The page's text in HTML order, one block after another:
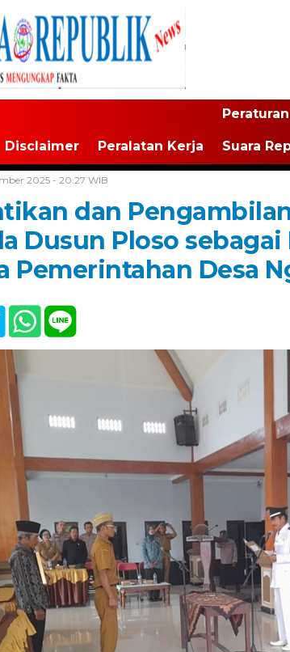
Disclaimer Peralatan Kerja Suara
2025 - 20:27 WIB
dan
Dusun Ploso
Pemerintahan Desa